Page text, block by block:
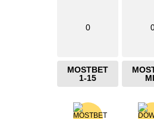
0
MOSTBET
1-15